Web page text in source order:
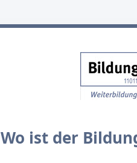
Wo ist der